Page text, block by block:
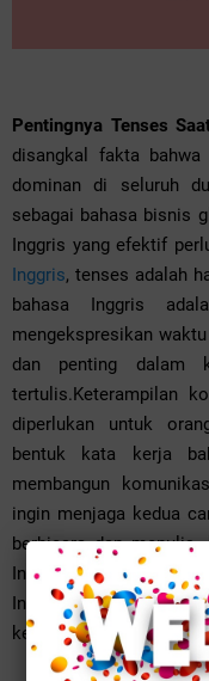
Pentingnya Tenses
disangkal fakta
dominan di seluruh
sebagai bahasa bisnis
Inggris yang efektif
Inggris, tenses adalah
bahasa Inggris
mengekspresikan
dan penting dalam
tertulis.Keterampilan
diperlukan untuk
bentuk kata kerja
membangun
ingin menjaga kedua
berbicara dan
Inggris, karena
Inggris akan sangat
keterampilan